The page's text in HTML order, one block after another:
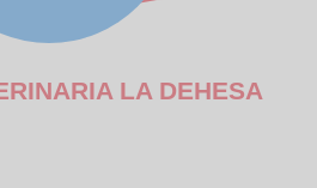
LA DEHESA